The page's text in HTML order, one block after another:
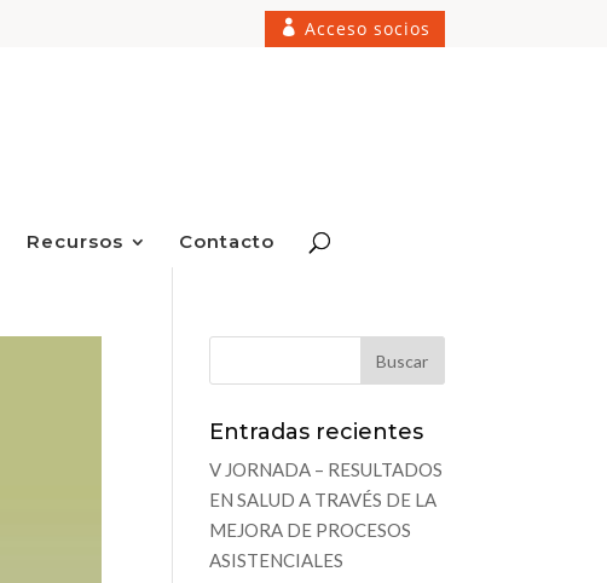
Acceso socios
Recursos Contacto
Entradas recientes
V JORNADA – RESULTADOS
EN SALUD A TRAVÉS DE LA
MEJORA DE PROCESOS
ASISTENCIALES